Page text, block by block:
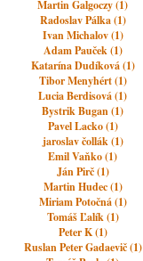
Martin Galgoczy (1)
Radoslav Pálka (1)
Ivan Michalov (1)
Adam Pauček (1)
Katarína Dudíková (1)
Tibor Menyhért (1)
Lucia Berdisová (1)
Bystrik Bugan (1)
Pavel Lacko (1)
jaroslav čollák (1)
Emil Vaňko (1)
Ján Pirč (1)
Martin Hudec (1)
Miriam Potočná (1)
Tomáš Ľalík (1)
Peter K (1)
Ruslan Peter Gadaevič (1)